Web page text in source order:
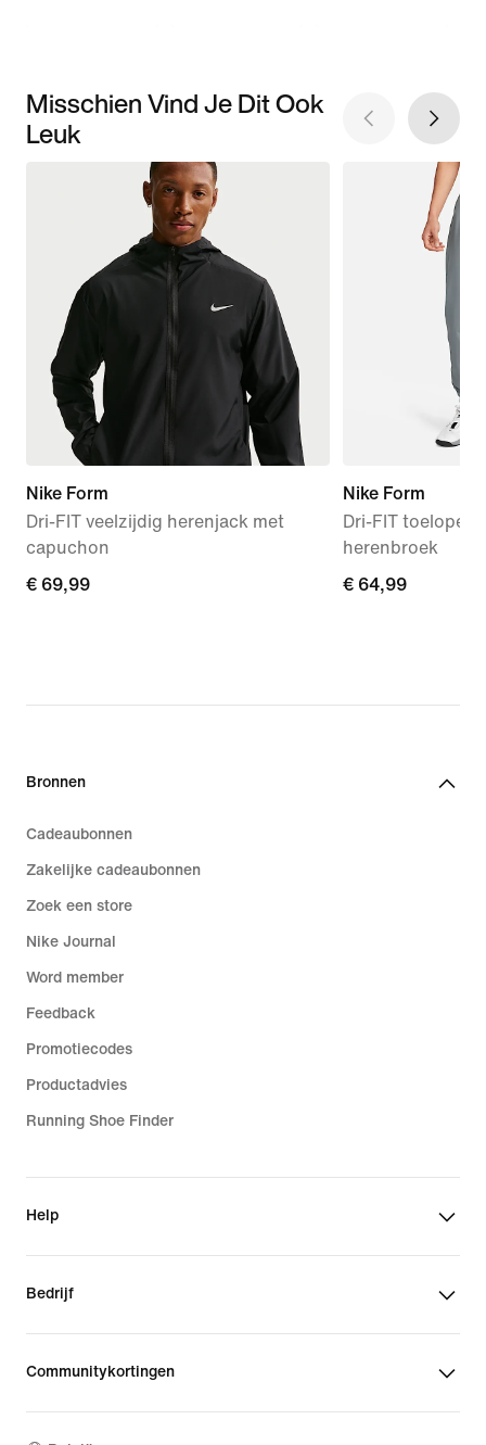
Misschien Vind Je Dit Ook
Leuk
Nike Form
Dri-FIT veelzijdig herenjack met
capuchon
€ 69,99
€ 69,99
Nike Form
Dri-FIT
herenbroek
€ 64,99
€ 64,99
Bronnen
Cadeaubonnen
Zakelijke cadeaubonnen
Zoek een store
Nike Journal
Word member
Feedback
Promotiecodes
Productadvies
Running Shoe Finder
Help
Bedrijf
Communitykortingen